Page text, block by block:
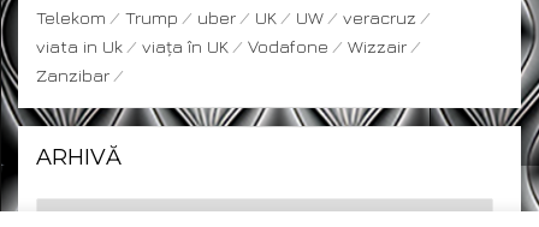
Telekom
Trump uber UK UW
veracruz
viata in Uk
viața în UK Vodafone
Wizzair
Zanzibar
ARHIVĂ